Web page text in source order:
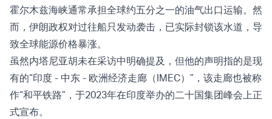
霍尔木兹海峡通常承担全球约五分之一的油气出口运输。然
而，伊朗政权对过往船只发动袭击，已实际封锁该水道，导
致全球能源价格暴涨。
虽然内塔尼亚胡未在采访中明确提及，但他的声明指的是现
有的“印度 - 中东 - 欧洲经济走廊 （IMEC）”，该走廊也被称
作“和平铁路”，于2023年在印度举办的二十国集团峰会上正
式宣布。